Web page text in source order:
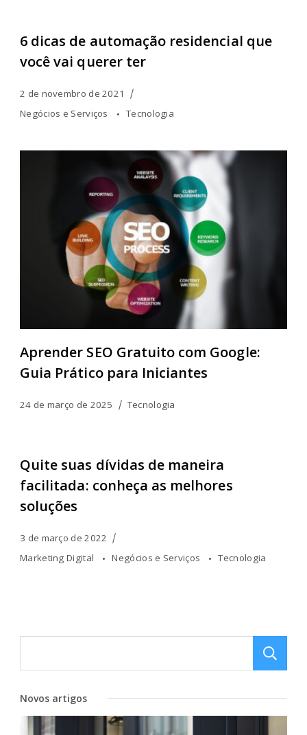
6 dicas de automação residencial que
você vai querer ter
2 de novembro de 2021
Negócios e Serviços
Tecnologia
Aprender SEO Gratuito com Google:
Guia Prático para Iniciantes
24 de março de 2025 Tecnologia
Quite suas dívidas de maneira
facilitada: conheça as melhores
soluções
3 de março de 2022
Marketing Digital
Negócios e Serviços Tecnologia
Novos artigos